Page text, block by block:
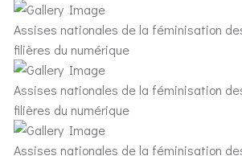
Assises nationales de la féminisation
filières du numérique
Assises nationales de la féminisation
filières du numérique
Assises nationales de la féminisation